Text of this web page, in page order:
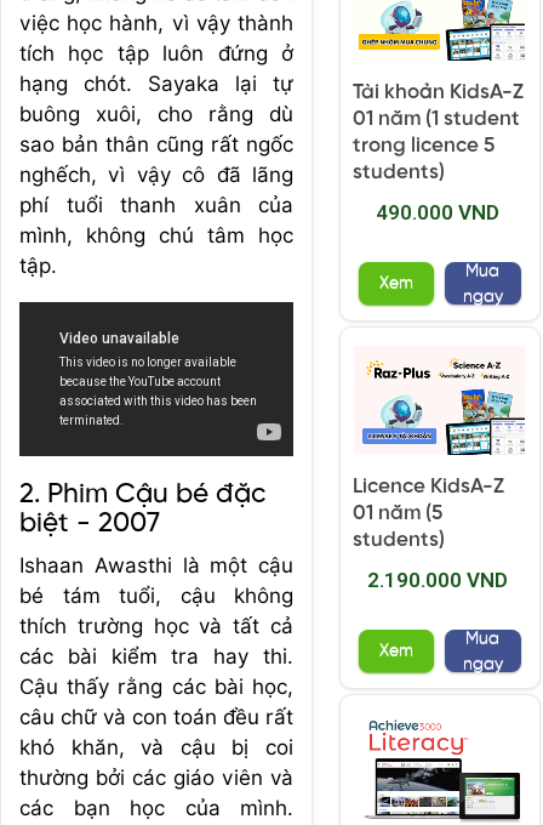
việc học hành, vì vậy thành
tích học tập luôn đứng ở
hạng chót. Sayaka lại tự
buông xuôi, cho rằng dù
sao bản thân cũng rất ngốc
nghếch, vì vậy cô đã lãng
phí tuổi thanh xuân của
mình, không chú tâm học
tập.
2. Phim Cậu bé đặc
biệt - 2007
Ishaan Awasthi là một cậu
bé tám tuổi, cậu không
thích trường học và tất cả
các bài kiểm tra hay thi.
Cậu thấy rằng các bài học,
câu chữ và con toán đều rất
khó khăn, và cậu bị coi
thường bởi các giáo viên và
các bạn học của mình.
Tài khoản KidsA-Z
01 năm (1 student
trong licence 5
students)
490.000 VND
Xem
Mua
ngay
Licence KidsA-Z
01 năm (5
students)
2.190.000 VND
Xem
Mua
ngay